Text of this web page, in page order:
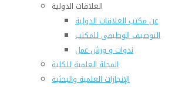
العلاقات الدولية
عن مكتب العلاقات الدولية
التوصيف الوظيفى للمكتب
ندوات و ورش عمل
المجلة العلمية للكلية
الإنجازات العلمية والبحثية